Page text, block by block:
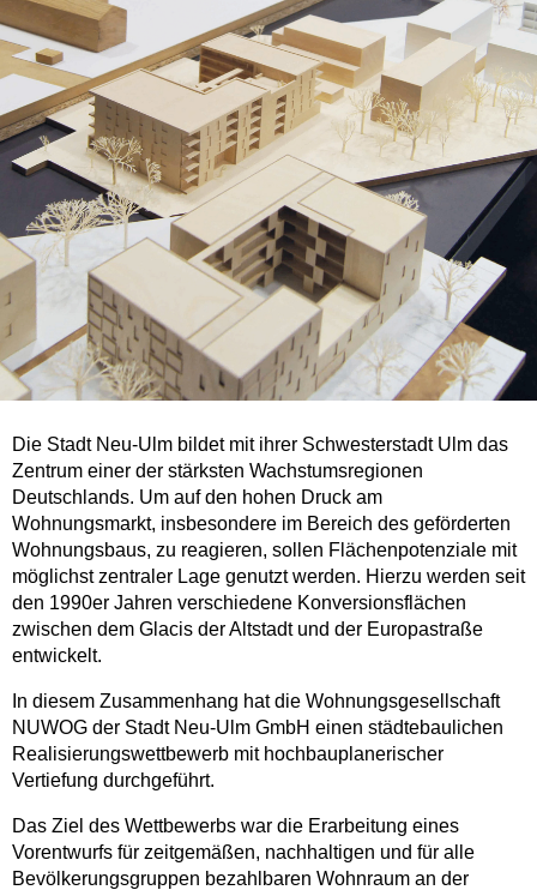
Die Stadt Neu-Ulm bildet mit ihrer Schwesterstadt Ulm das
Zentrum einer der stärksten Wachstumsregionen
Deutschlands. Um auf den hohen Druck am
Wohnungsmarkt, insbesondere im Bereich des geförderten
Wohnungsbaus, zu reagieren, sollen Flächenpotenziale mit
möglichst zentraler Lage genutzt werden. Hierzu werden seit
den 1990er Jahren verschiedene Konversionsflächen
zwischen dem Glacis der Altstadt und der Europastraße
entwickelt.
In diesem Zusammenhang hat die Wohnungsgesellschaft
NUWOG der Stadt Neu-Ulm GmbH einen städtebaulichen
Realisierungswettbewerb mit hochbauplanerischer
Vertiefung durchgeführt.
Das Ziel des Wettbewerbs war die Erarbeitung eines
Vorentwurfs für zeitgemäßen, nachhaltigen und für alle
Bevölkerungsgruppen bezahlbaren Wohnraum an der